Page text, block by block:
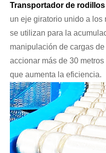
Transportador de rodillos
un eje giratorio unido a los
se utilizan para la
manipulación de cargas
accionar más de 30
que aumenta la eficiencia.